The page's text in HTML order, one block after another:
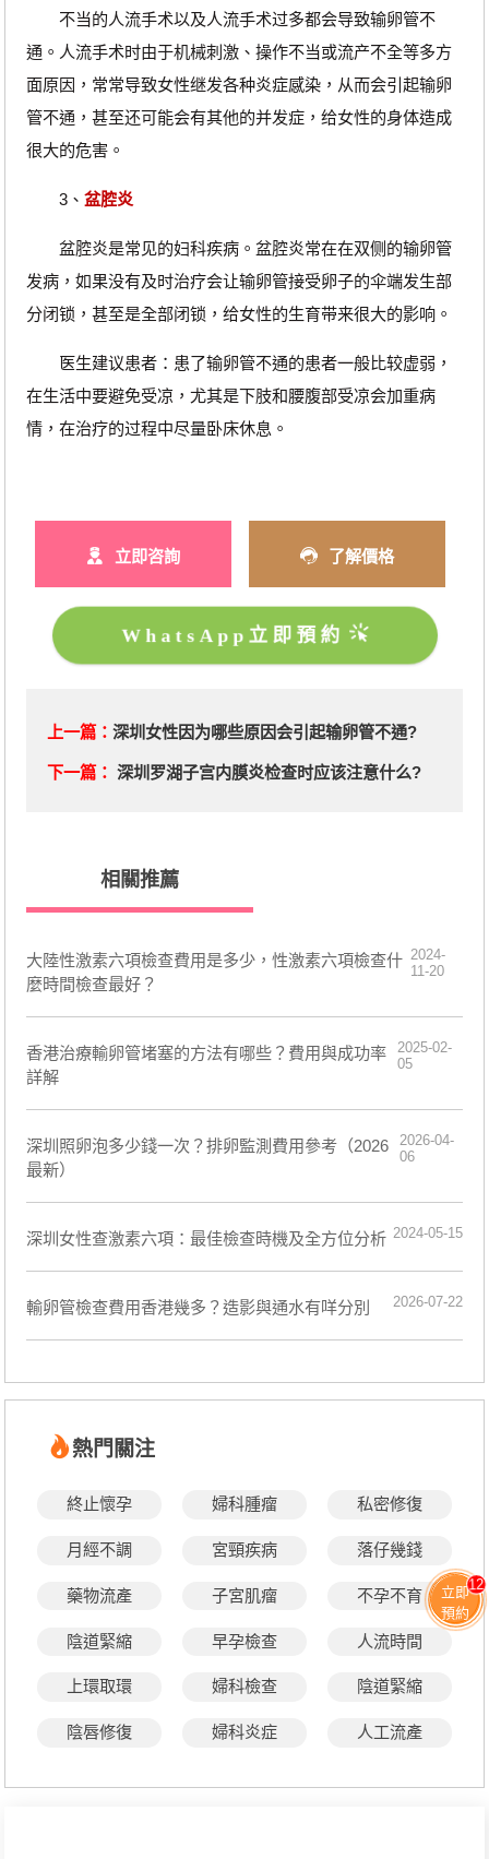
不当的人流手术以及人流手术过多都会导致输卵管不
通。人流手术时由于机械刺激、操作不当或流产不全等多方
面原因，常常导致女性继发各种炎症感染，从而会引起输卵
管不通，甚至还可能会有其他的并发症，给女性的身体造成
很大的危害。
3、 盆腔炎
盆腔炎是常见的妇科疾病。盆腔炎常在在双侧的输卵管
发病，如果没有及时治疗会让输卵管接受卵子的伞端发生部
分闭锁，甚至是全部闭锁，给女性的生育带来很大的影响。
医生建议患者：患了输卵管不通的患者一般比较虚弱，
在生活中要避免受凉，尤其是下肢和腰腹部受凉会加重病
情，在治疗的过程中尽量卧床休息。
立即咨詢 了解價格
WhatsApp立即預約
上一篇： 深圳女性因为哪些原因会引起输卵管不通?
下一篇： 深圳罗湖子宫内膜炎检查时应该注意什么?
相關推薦
大陸性激素六項檢查費用是多少，性激素六項檢查什
麼時間檢查最好？
2024-
11-20
香港治療輸卵管堵塞的方法有哪些？費用與成功率
詳解
2025-02-
05
深圳照卵泡多少錢一次？排卵監測費用參考（2026
最新）
2026-04-
06
深圳女性查激素六項：最佳檢查時機及全方位分析 2024-05-15
輸卵管檢查費用香港幾多？造影與通水有咩分別 2026-07-22
熱門關注
終止懷孕 婦科腫瘤 私密修復
月經不調 宮頸疾病 落仔幾錢
藥物流產 子宮肌瘤 不孕不育
陰道緊縮 早孕檢查 人流時間
上環取環 婦科檢查 陰道緊縮
陰唇修復 婦科炎症 人工流產
立即
預約
12